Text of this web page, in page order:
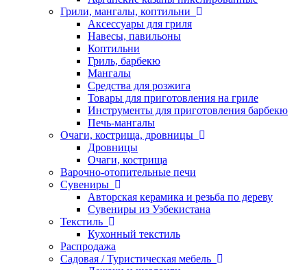
Грили, мангалы, коптильни
Аксессуары для гриля
Навесы, павильоны
Коптильни
Гриль, барбекю
Мангалы
Средства для розжига
Товары для приготовления на гриле
Инструменты для приготовления барбекю
Печь-мангалы
Очаги, кострища, дровницы
Дровницы
Очаги, кострища
Варочно-отопительные печи
Сувениры
Авторская керамика и резьба по дереву
Сувениры из Узбекистана
Текстиль
Кухонный текстиль
Распродажа
Садовая / Туристическая мебель